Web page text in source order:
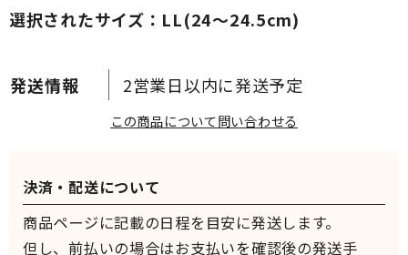
2営業日以内に発送予定
選択されたサイズ：LL(24～24.5cm)
この商品について問い合わせる
決済・配送について
商品ページに記載の日程を目安に発送します。
但し、前払いの場合はお支払いを確認後の発送手